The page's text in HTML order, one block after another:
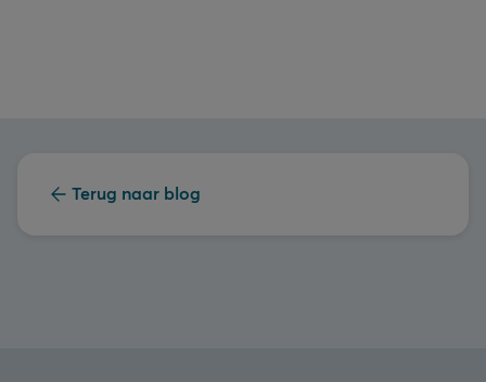
Terug naar blog